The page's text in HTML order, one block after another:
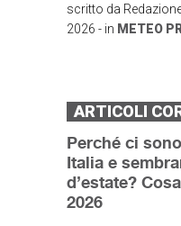
scritto da
2026 - in METEO
ARTICOLI
Perché ci
Italia e
d’estate?
2026